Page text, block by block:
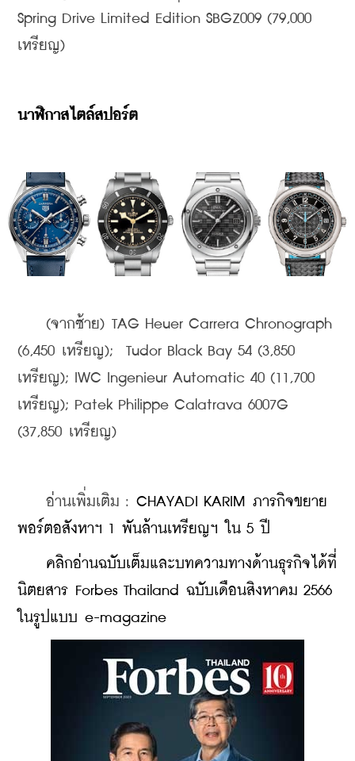
Spring Drive Limited Edition SBGZ009 (79,000
เหรียญ)
นาฬิกาสไตล์สปอร์ต
(จากซ้าย) TAG Heuer Carrera Chronograph
(6,450 เหรียญ);  Tudor Black Bay 54 (3,850
เหรียญ); IWC Ingenieur Automatic 40 (11,700
เหรียญ); Patek Philippe Calatrava 6007G
(37,850 เหรียญ)
อ่านเพิ่มเติม : CHAYADI KARIM ภารกิจขยาย
พอร์ตอสังหาฯ 1 พันล้านเหรียญฯ ใน 5 ปี
คลิกอ่านฉบับเต็มและบทความทางด้านธุรกิจได้ที่
นิตยสาร Forbes Thailand ฉบับเดือนสิงหาคม 2566
ในรูปแบบ e-magazine